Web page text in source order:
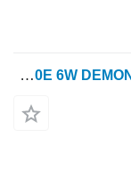
John Deere 1270E 6W DEMONTERAS / BREAKING / SPARE PARTS